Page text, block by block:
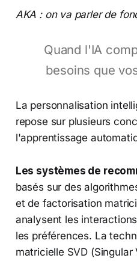
AKA : on va parler de
Quand l'IA
besoins que
La personnalisation
repose sur plusieurs
l'apprentissage
Les systèmes de
basés sur des
et de factorisation
analysent les
les préférences. La
matricielle SVD